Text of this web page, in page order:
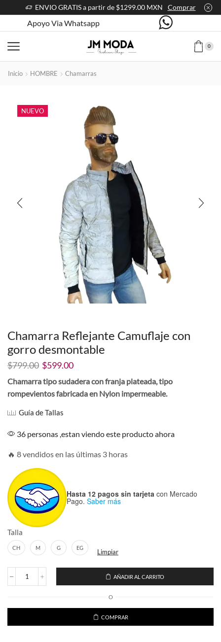
ENVIO GRATIS a partir de $1299.00 MXN Comprar
Apoyo Via Whatsapp
0
Inicio HOMBRE Chamarras
NUEVO
Chamarra Reflejante Camuflaje con
gorro desmontable
$799.00 El
original
era:
$599.00El
actual
es:
Chamarra tipo sudadera con franja plateada, tipo
rompevientos fabricada en Nylon impermeable.
Guía de Tallas
36 personas ,estan viendo este producto ahora
🔥 8 vendidos en las últimas 3 horas
Hasta 12 pagos sin tarjeta con Mercado
Pago. Saber más
Talla
CH M G EG Limpiar
Chamarra
con
desmontable
AÑADIR AL CARRITO
O
COMPRAR